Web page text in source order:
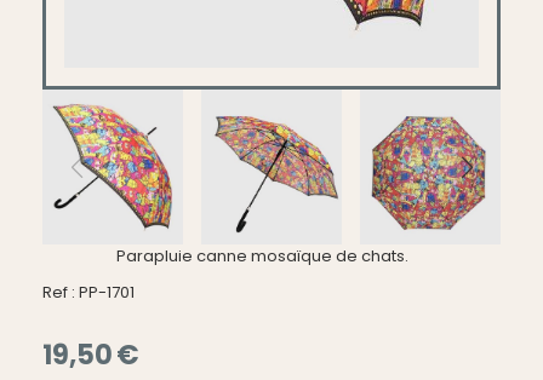
Parapluie canne mosaïque de chats.
Ref : PP-1701
19,50€